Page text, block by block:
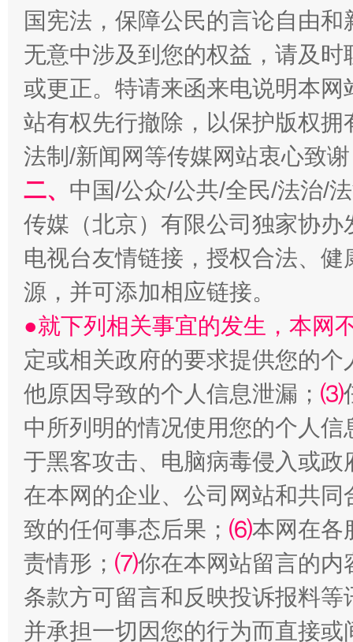
揭开“小金库”的免责幌子
受贿1.44亿！段成刚被判无期 从幼
全民健身五年计划来了！等你上场
阿坝州三大球赛在茂县开幕 规模
国宪法，保障公民的言论自由
无意中涉及到您的权益，请及
或更正。特请来函来电说明本
站有权先行撤除，以保护版权
法制/新闻网等传媒网站衷心致
二、 中国/公众/公共/全民/法治/
传媒（北京）有限公司独家协
电视台友情链接，授权合法、
源，并可添加相应链接。
●就下列相关事宜的发生，本网
定或相关政府的要求提供您的个
他原因导致的个人信息泄漏； ⑶
中所列明的情况使用您的个人
于黑客攻击、电脑病毒侵入或
在本网的企业、公司网站和共
致的任何事态后果； ⑹本网在各
责情形； ⑺你在本网站留言的内
条款方可留言和反映投诉报料
并承担一切因您的行为而直接